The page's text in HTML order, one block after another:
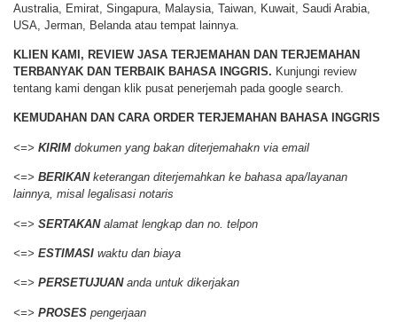
Australia, Emirat, Singapura, Malaysia, Taiwan, Kuwait, Saudi Arabia,
USA, Jerman, Belanda atau tempat lainnya.
KLIEN KAMI, REVIEW JASA TERJEMAHAN DAN TERJEMAHAN
TERBANYAK DAN TERBAIK BAHASA INGGRIS. Kunjungi review
tentang kami dengan klik pusat penerjemah pada google search.
KEMUDAHAN DAN CARA ORDER TERJEMAHAN BAHASA INGGRIS
<=> KIRIM dokumen yang bakan diterjemahakn via email
<=> BERIKANketerangan diterjemahkan ke bahasa apa/layanan
lainnya, misal legalisasi notaris
<=> SERTAKANalamat lengkap dan no. telpon
<=> ESTIMASI waktu dan biaya
<=> PERSETUJUANanda untuk dikerjakan
<=> PROSES pengerjaan